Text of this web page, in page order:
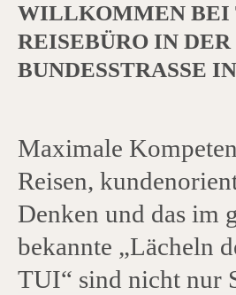
WILLKOMMEN BEI
REISEBÜRO IN
BUNDESSTRASSE
Maximale
Reisen,
Denken und das im
bekannte „Lächeln
TUI“ sind nicht nur